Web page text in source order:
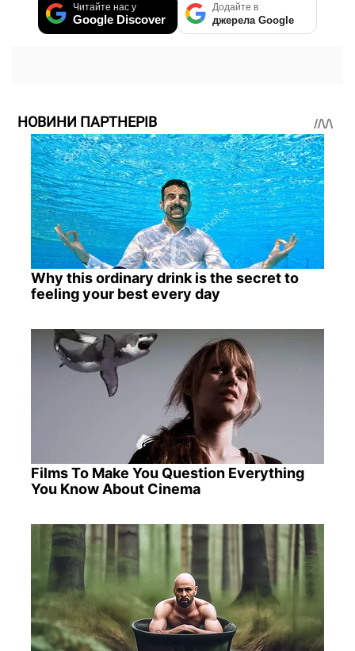
Читайте нас у
Google Discover
Додайте в
джерела Google
НОВИНИ ПАРТНЕРІВ
Why this ordinary drink is the secret to
feeling your best every day
Films To Make You Question Everything
You Know About Cinema